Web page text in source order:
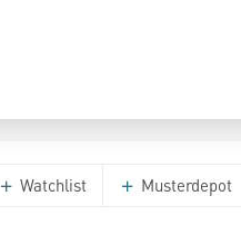
Watchlist Musterdepot